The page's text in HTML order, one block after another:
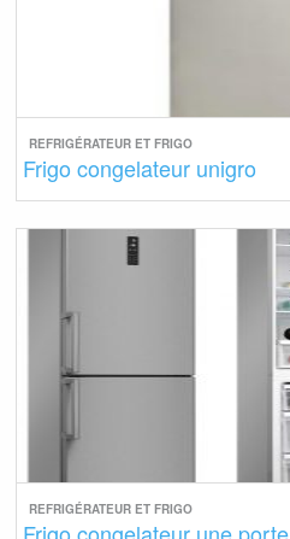
REFRIGÉRATEUR ET FRIGO
Frigo congelateur unigro
REFRIGÉRATEUR ET FRIGO